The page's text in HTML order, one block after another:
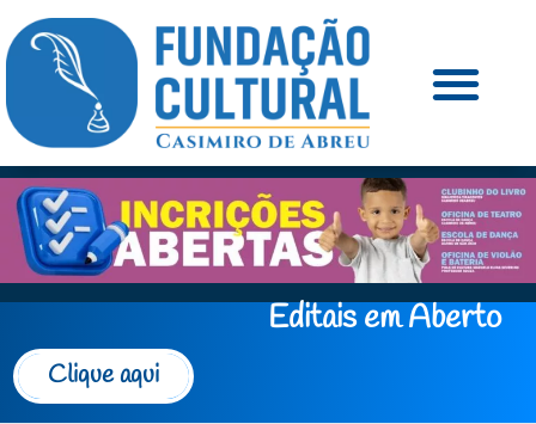
Editais em Aberto
Clique aqui